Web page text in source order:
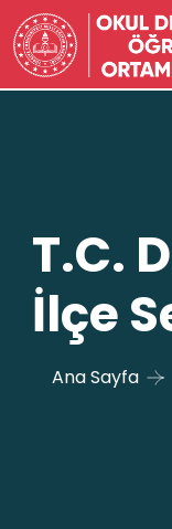
T.C.
İlçe
Ana Sayfa